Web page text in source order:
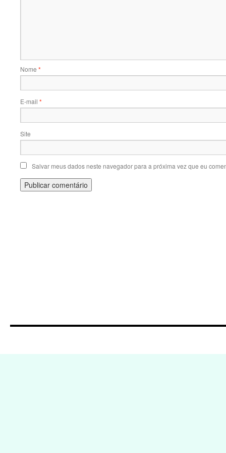
Nome *
E-mail *
Site
Salvar meus dados neste navegador para a próxima vez que eu